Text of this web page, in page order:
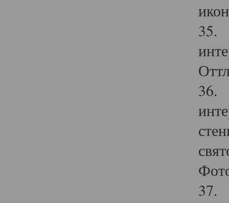
35.
36.
37.